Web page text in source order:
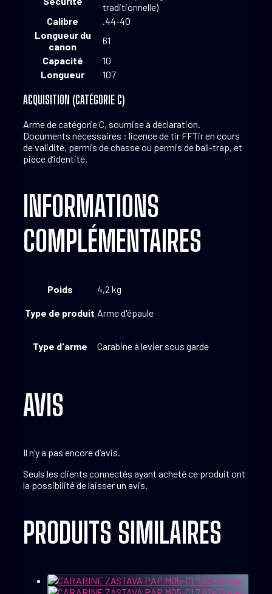
traditionnelle)
Calibre
.44-40
Longueur du
canon
61
Capacité
10
Longueur
107
ACQUISITION (CATÉGORIE C)
Arme de catégorie C, soumise à déclaration.
Documents nécessaires : licence de tir FFTir en cours
de validité, permis de chasse ou permis de ball-trap, et
pièce d’identité.
INFORMATIONS
COMPLÉMENTAIRES
Poids 4,2 kg
Type de produit Arme d'épaule
Type d'arme Carabine à levier sous garde
AVIS
Il n’y a pas encore d’avis.
Seuls les clients connectés ayant acheté ce produit ont
la possibilité de laisser un avis.
PRODUITS SIMILAIRES